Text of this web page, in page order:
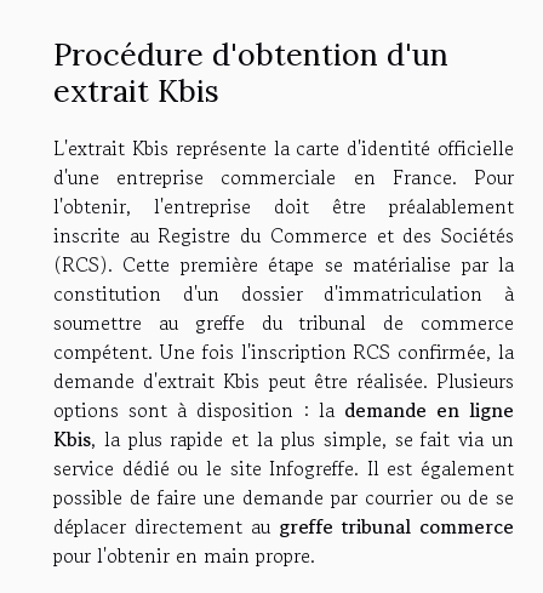
Procédure d'obtention d'un
extrait Kbis
L'extrait Kbis représente la carte d'identité officielle
d'une entreprise commerciale en France. Pour
l'obtenir, l'entreprise doit être préalablement
inscrite au Registre du Commerce et des Sociétés
(RCS). Cette première étape se matérialise par la
constitution d'un dossier d'immatriculation à
soumettre au greffe du tribunal de commerce
compétent. Une fois l'inscription RCS confirmée, la
demande d'extrait Kbis peut être réalisée. Plusieurs
options sont à disposition : la demande en ligne
Kbis, la plus rapide et la plus simple, se fait via un
service dédié ou le site Infogreffe. Il est également
possible de faire une demande par courrier ou de se
déplacer directement au greffe tribunal commerce
pour l'obtenir en main propre.